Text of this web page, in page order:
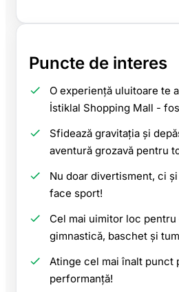
Puncte de interes
O experiență uluitoare te
İstiklal Shopping Mall -
Sfidează gravitația și
aventură grozavă pentru
Nu doar divertisment, ci
face sport!
Cel mai uimitor loc
gimnastică, baschet și
Atinge cel mai înalt punct
performanță!